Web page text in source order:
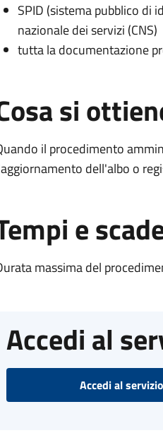
SPID (sistema pubblico di
nazionale dei servizi (CNS)
tutta la documentazione
si
il procedimento
dell'albo o
e
massima del
Accedi al
Accedi al servizio